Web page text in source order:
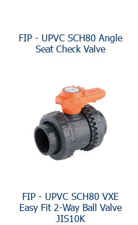
FIP - UPVC SCH80 Angle
Seat Check Valve
FIP - UPVC SCH80 VXE
Easy Fit 2-Way Ball Valve
JIS10K